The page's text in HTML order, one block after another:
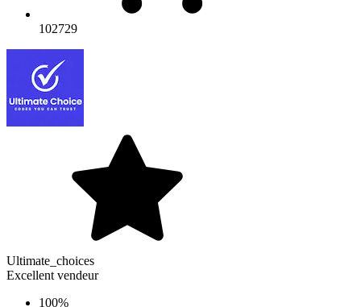
102729
Ultimate_choices
Excellent vendeur
100%